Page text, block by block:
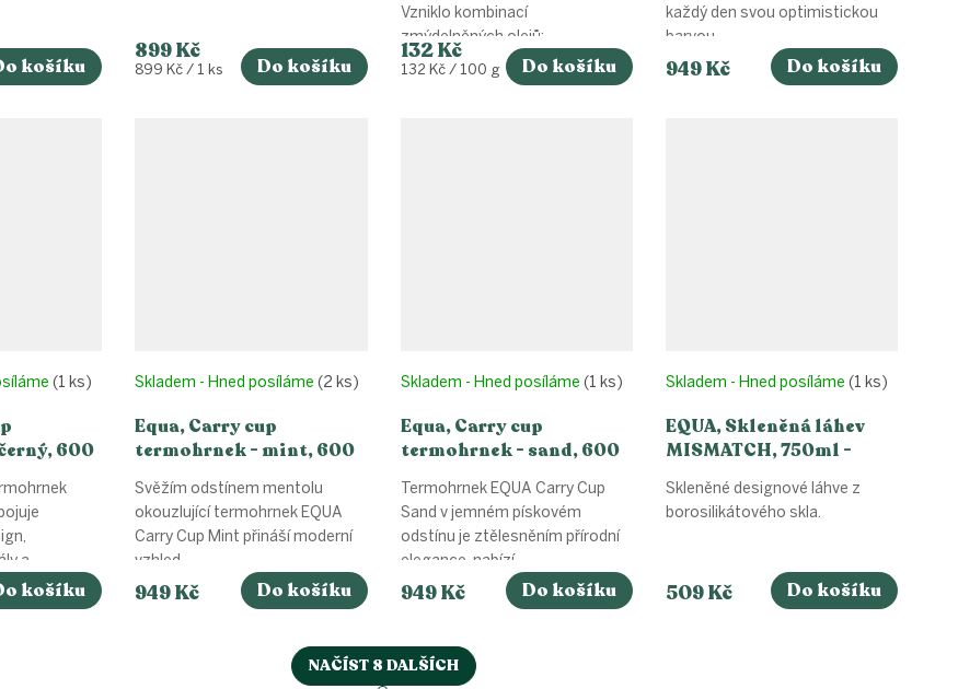
košíku
899 Kč
Měrná
899 Kč / 1 ks Do košíku
132 Kč
Měrná
132 Kč / 100 g Do košíku
Vzniklo kombinací
zmýdelněných olejů:...
949 Kč Do košíku
každý den svou optimistickou
barvou,...
600
(1 ks)
košíku
a...
Equa, Carry cup
termohrnek - mint, 600
Skladem - Hned posíláme(2 ks)
949 Kč Do košíku
Svěžím odstínem mentolu
okouzlující termohrnek EQUA
Carry Cup Mint přináší moderní
vzhled,...
Equa, Carry cup
termohrnek - sand, 600
Skladem - Hned posíláme (1 ks)
949 Kč Do košíku
Termohrnek EQUA Carry Cup
Sand v jemném pískovém
odstínu je ztělesněním přírodní
elegance, nabízí...
EQUA, Skleněná láhev
MISMATCH, 750ml -
Skladem - Hned posíláme (1 ks)
509 Kč Do košíku
Skleněné designové láhve z
borosilikátového skla.
NAČÍST 8 DALŠÍCH